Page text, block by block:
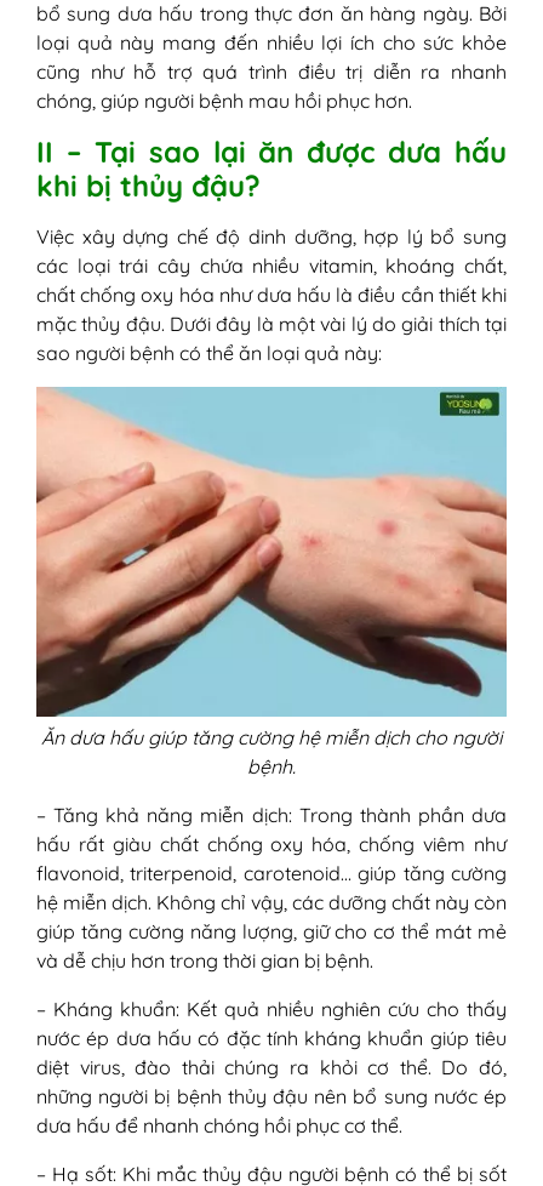
bổ sung dưa hấu trong thực đơn ăn hàng ngày. Bởi
loại quả này mang đến nhiều lợi ích cho sức khỏe
cũng như hỗ trợ quá trình điều trị diễn ra nhanh
chóng, giúp người bệnh mau hồi phục hơn.
II – Tại sao lại ăn được dưa hấu
khi bị thủy đậu?
Việc xây dựng chế độ dinh dưỡng, hợp lý bổ sung
các loại trái cây chứa nhiều vitamin, khoáng chất,
chất chống oxy hóa như dưa hấu là điều cần thiết khi
mặc thủy đậu. Dưới đây là một vài lý do giải thích tại
sao người bệnh có thể ăn loại quả này:
Ăn dưa hấu giúp tăng cường hệ miễn dịch cho người
bệnh.
– Tăng khả năng miễn dịch: Trong thành phần dưa
hấu rất giàu chất chống oxy hóa, chống viêm như
flavonoid, triterpenoid, carotenoid… giúp tăng cường
hệ miễn dịch. Không chỉ vậy, các dưỡng chất này còn
giúp tăng cường năng lượng, giữ cho cơ thể mát mẻ
và dễ chịu hơn trong thời gian bị bệnh.
– Kháng khuẩn: Kết quả nhiều nghiên cứu cho thấy
nước ép dưa hấu có đặc tính kháng khuẩn giúp tiêu
diệt virus, đào thải chúng ra khỏi cơ thể. Do đó,
những người bị bệnh thủy đậu nên bổ sung nước ép
dưa hấu để nhanh chóng hồi phục cơ thể.
– Hạ sốt: Khi mắc thủy đậu người bệnh có thể bị sốt